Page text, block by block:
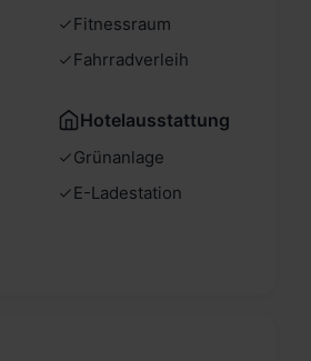
Fitnessraum
Fahrradverleih
Hotelausstattung
Grünanlage
E-Ladestation